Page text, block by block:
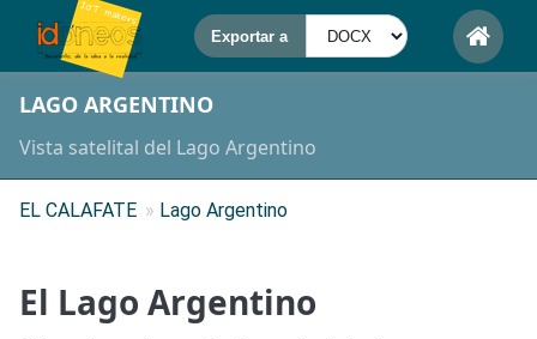
LAGO ARGENTINO
Vista satelital del Lago Argentino
EL CALAFATE » Lago Argentino
El Lago Argentino